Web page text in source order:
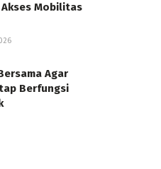
Mobilitas
Agar
Berfungsi